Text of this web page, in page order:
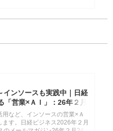
インソースも実践中｜日経
営業×ＡＩ」：26年２月
など、インソースの営業×Ａ
ます。日経ビジネス2026年２月